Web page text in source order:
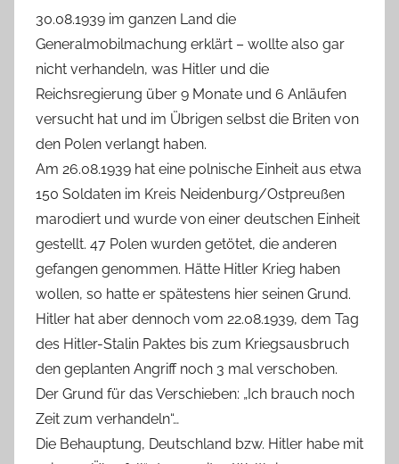
30.08.1939 im ganzen Land die
Generalmobilmachung erklärt – wollte also gar
nicht verhandeln, was Hitler und die
Reichsregierung über 9 Monate und 6 Anläufen
versucht hat und im Übrigen selbst die Briten von
den Polen verlangt haben.
Am 26.08.1939 hat eine polnische Einheit aus etwa
150 Soldaten im Kreis Neidenburg/Ostpreußen
marodiert und wurde von einer deutschen Einheit
gestellt. 47 Polen wurden getötet, die anderen
gefangen genommen. Hätte Hitler Krieg haben
wollen, so hatte er spätestens hier seinen Grund.
Hitler hat aber dennoch vom 22.08.1939, dem Tag
des Hitler-Stalin Paktes bis zum Kriegsausbruch
den geplanten Angriff noch 3 mal verschoben.
Der Grund für das Verschieben: „Ich brauch noch
Zeit zum verhandeln“…
Die Behauptung, Deutschland bzw. Hitler habe mit